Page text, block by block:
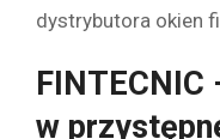
dystrybutora okien
w